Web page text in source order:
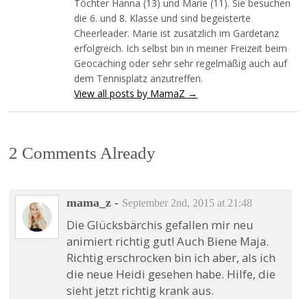
Töchter Hanna (13) und Marie (11). Sie besuchen
die 6. und 8. Klasse und sind begeisterte
Cheerleader. Marie ist zusätzlich im Gardetanz
erfolgreich. Ich selbst bin in meiner Freizeit beim
Geocaching oder sehr sehr regelmäßig auch auf
dem Tennisplatz anzutreffen.
View all posts by MamaZ →
2 Comments Already
mama_z - September 2nd, 2015 at 21:48
Die Glücksbärchis gefallen mir neu
animiert richtig gut! Auch Biene Maja.
Richtig erschrocken bin ich aber, als ich
die neue Heidi gesehen habe. Hilfe, die
sieht jetzt richtig krank aus.